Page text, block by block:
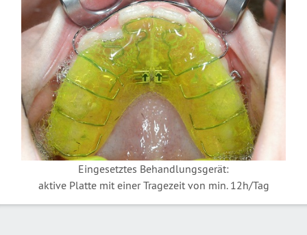
Eingesetztes Behandlungsgerät:
aktive Platte mit einer Tragezeit von min. 12h/Tag